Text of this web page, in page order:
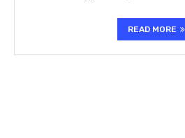
READ MORE